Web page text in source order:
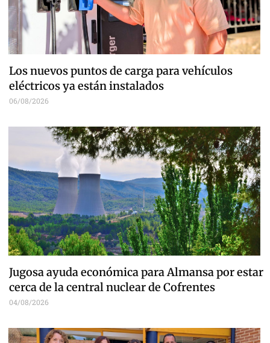
Los nuevos puntos de carga para vehículos
eléctricos ya están instalados
06/08/2026
Jugosa ayuda económica para Almansa por estar
cerca de la central nuclear de Cofrentes
04/08/2026